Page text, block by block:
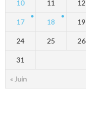
« Juin
10 11 12
17 18 19
24 25 26
31